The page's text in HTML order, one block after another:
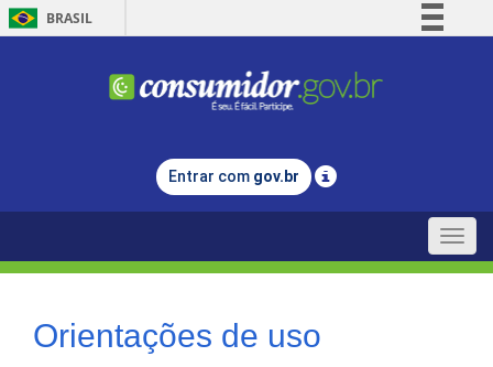
BRASIL
Comunica BR
Legislação
Entrar com gov.br
Toggle
Orientações de uso